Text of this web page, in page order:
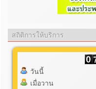
สถิติการให้บริการ
วันนี้
เมื่อวาน